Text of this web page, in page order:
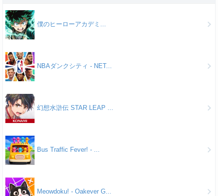
僕のヒーローアカデミ...
NBAダンクシティ - NET...
幻想水滸伝 STAR LEAP ...
Bus Traffic Fever! - ...
Meowdoku! - Oakever G...